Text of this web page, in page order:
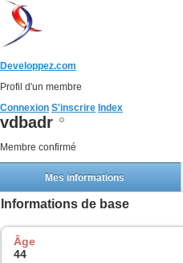
Developpez.com
Profil d'un membre
Connexion S'inscrire Index
vdbadr
Membre confirmé
Mes informations
Informations de base
Âge
44